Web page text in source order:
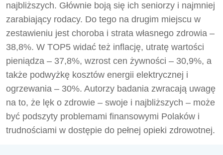
najbliższych. Głównie boją się ich seniorzy i najmniej
zarabiający rodacy. Do tego na drugim miejscu w
zestawieniu jest choroba i strata własnego zdrowia –
38,8%. W TOP5 widać też inflację, utratę wartości
pieniądza – 37,8%, wzrost cen żywności – 30,9%, a
także podwyżkę kosztów energii elektrycznej i
ogrzewania – 30%. Autorzy badania zwracają uwagę
na to, że lęk o zdrowie – swoje i najbliższych – może
być podszyty problemami finansowymi Polaków i
trudnościami w dostępie do pełnej opieki zdrowotnej.